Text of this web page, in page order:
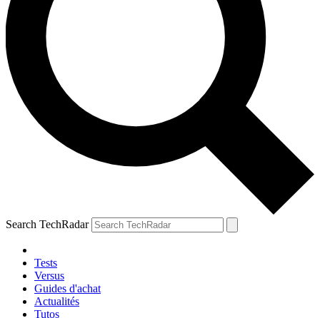
Search TechRadar
Tests
Versus
Guides d'achat
Actualités
Tutos